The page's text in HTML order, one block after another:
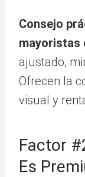
Consejo
mayoristas
ajustado,
Ofrecen la
visual y
Factor
Es